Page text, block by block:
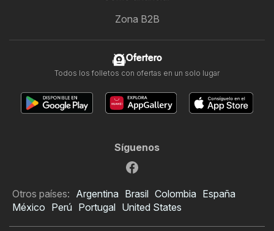
Zona B2B
Ofertero
Todos los folletos con ofertas en un solo lugar
Síguenos
Otros países: Argentina Brasil Colombia España
México Perú Portugal United States